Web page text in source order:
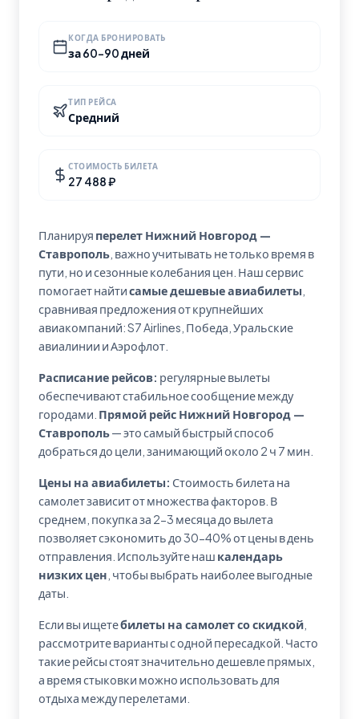
КОГДА БРОНИРОВАТЬ
за 60-90 дней
ТИП РЕЙСА
Средний
СТОИМОСТЬ БИЛЕТА
27 488 ₽
Планируя перелет Нижний Новгород —
Ставрополь , важно учитывать не только время в
пути, но и сезонные колебания цен. Наш сервис
помогает найтисамые дешевые авиабилеты
сравнивая предложения от крупнейших
авиакомпаний: S7 Airlines, Победа, Уральские
авиалинии и Аэрофлот.
Расписание рейсов: регулярные вылеты
обеспечивают стабильное сообщение между
городами. Прямой рейс Нижний Новгород —
Ставрополь— это самый быстрый способ
добраться до цели, занимающий около 2 ч 7 мин.
Цены на авиабилеты: Стоимость билета на
самолет зависит от множества факторов. В
среднем, покупка за 2-3 месяца до вылета
позволяет сэкономить до 30-40% от цены в день
отправления. Используйте наш календарь
низких цен , чтобы выбрать наиболее выгодные
даты.
Если вы ищетебилеты на самолет со скидкой
рассмотрите варианты с одной пересадкой. Часто
такие рейсы стоят значительно дешевле прямых,
а время стыковки можно использовать для
отдыха между перелетами.